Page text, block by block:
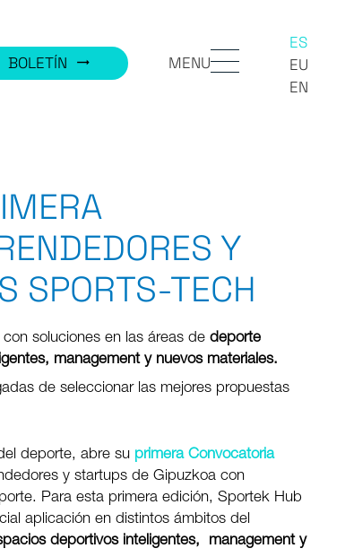
BOLETÍN trending_flat MENU
ES
EU
EN
Y
SPORTS-TECH
soluciones en las áreas de deporte
management y nuevos materiales.
de seleccionar las mejores propuestas
deporte, abre su primera Convocatoria
y startups de Gipuzkoa con
Para esta primera edición, Sportek Hub
aplicación en distintos ámbitos del
deportivos inteligentes, management y